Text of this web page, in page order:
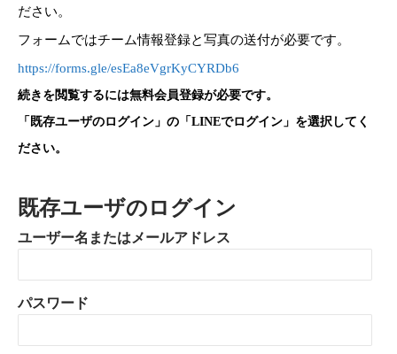
ださい。
フォームではチーム情報登録と写真の送付が必要です。
https://forms.gle/esEa8eVgrKyCYRDb6
続きを閲覧するには無料会員登録が必要です。
「既存ユーザのログイン」の「LINEでログイン」を選択してく
ださい。
既存ユーザのログイン
ユーザー名またはメールアドレス
パスワード